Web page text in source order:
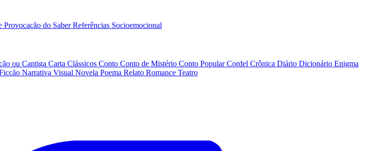
Provocação do SaberReferências Socioemocional
ou Cantiga Carta Clássicos Conto Conto de Mistério Conto PopularCordel Crônica Diário Dicionário Enigma
Narrativa Visual Novela Poema Relato Romance Teatro